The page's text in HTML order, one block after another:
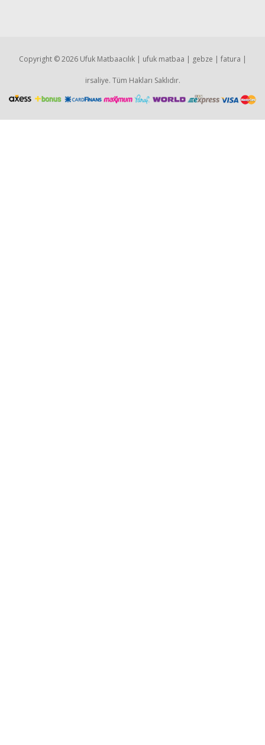
Copyright © 2026 Ufuk Matbaacılık | ufuk matbaa | gebze | fatura |
irsaliye. Tüm Hakları Saklıdır.